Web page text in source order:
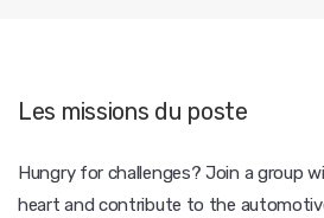
Les missions du poste
Hungry for challenges? Join a group
heart and contribute to the